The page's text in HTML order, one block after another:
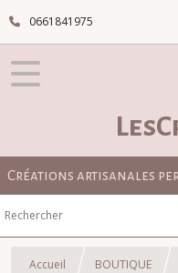
0661841975
Accueil BOUTIQUE